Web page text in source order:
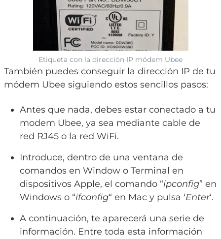
Etiqueta con la dirección IP módem Ubee
También puedes conseguir la dirección IP de tu
módem Ubee siguiendo estos sencillos pasos:
Antes que nada, debes estar conectado a tu
modem Ubee, ya sea mediante cable de
red RJ45 o la red WiFi.
Introduce, dentro de una ventana de
comandos en Window o Terminal en
dispositivos Apple, el comando “ipconfig” en
Windows o “ifconfig“ en Mac y pulsa ‘Enter‘.
A continuación, te aparecerá una serie de
información. Entre toda esta información